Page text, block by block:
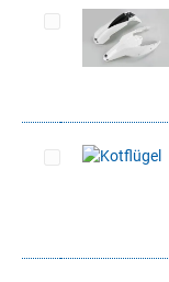
Artikel
Artikel